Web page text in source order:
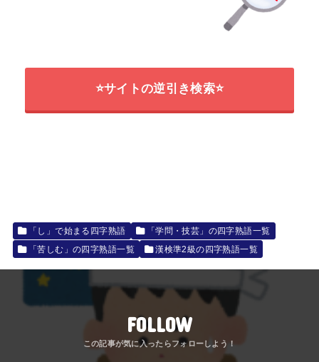
⭐サイトの逆引き検索⭐
「し」で始まる四字熟語
「学問・技芸」の四字熟語一覧
「苦しむ」の四字熟語一覧
漢検準2級の四字熟語一覧
FOLLOW